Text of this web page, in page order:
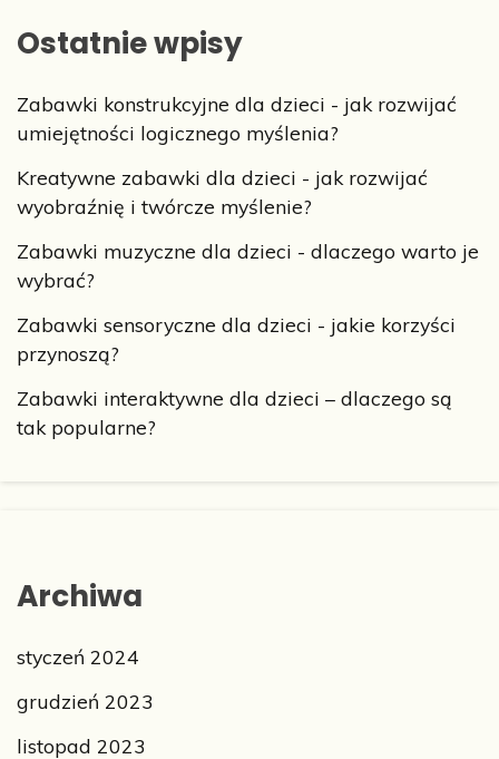
Ostatnie wpisy
Zabawki konstrukcyjne dla dzieci - jak rozwijać
umiejętności logicznego myślenia?
Kreatywne zabawki dla dzieci - jak rozwijać
wyobraźnię i twórcze myślenie?
Zabawki muzyczne dla dzieci - dlaczego warto je
wybrać?
Zabawki sensoryczne dla dzieci - jakie korzyści
przynoszą?
Zabawki interaktywne dla dzieci – dlaczego są
tak popularne?
Archiwa
styczeń 2024
grudzień 2023
listopad 2023